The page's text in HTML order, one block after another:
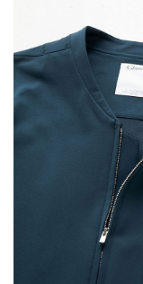
身長:
ダブルジップが絶
座った時のたわみ
A41メン
ャコールグレー/M